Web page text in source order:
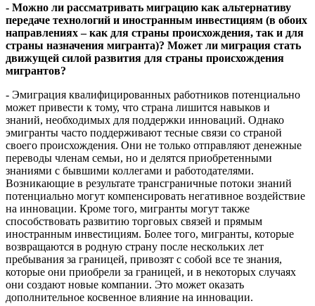
- Можно ли рассматривать миграцию как альтернативу
передаче технологий и иностранным инвестициям (в обоих
направлениях – как для страны происхождения, так и для
страны назначения мигранта)? Может ли миграция стать
движущей силой развития для страны происхождения
мигрантов?
- Эмиграция квалифицированных работников потенциально
может привести к тому, что страна лишится навыков и
знаний, необходимых для поддержки инноваций. Однако
эмигранты часто поддерживают тесные связи со страной
своего происхождения. Они не только отправляют денежные
переводы членам семьи, но и делятся приобретенными
знаниями с бывшими коллегами и работодателями.
Возникающие в результате трансграничные потоки знаний
потенциально могут компенсировать негативное воздействие
на инновации. Кроме того, мигранты могут также
способствовать развитию торговых связей и прямым
иностранным инвестициям. Более того, мигранты, которые
возвращаются в родную страну после нескольких лет
пребывания за границей, привозят с собой все те знания,
которые они приобрели за границей, и в некоторых случаях
они создают новые компании. Это может оказать
дополнительное косвенное влияние на инновации.